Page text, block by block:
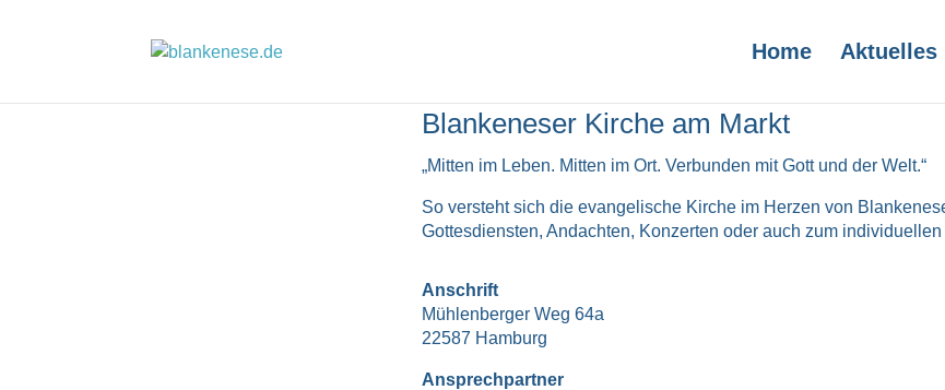
Home Aktuelles
Blankeneser Kirche am Markt
„Mitten im Leben. Mitten im Ort. Verbunden mit Gott und der Welt.“
So versteht sich die evangelische Kirche im Herzen von
Gottesdiensten, Andachten, Konzerten oder auch zum
Anschrift
Mühlenberger Weg 64a
22587 Hamburg
Ansprechpartner